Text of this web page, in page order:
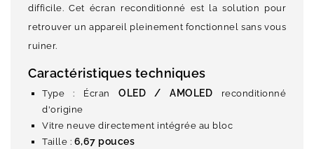
difficile. Cet écran reconditionné est la solution pour
retrouver un appareil pleinement fonctionnel sans vous
ruiner.
Caractéristiques techniques
Type : Écran OLED / AMOLED reconditionné
d'origine
Vitre neuve directement intégrée au bloc
Taille : 6,67 pouces